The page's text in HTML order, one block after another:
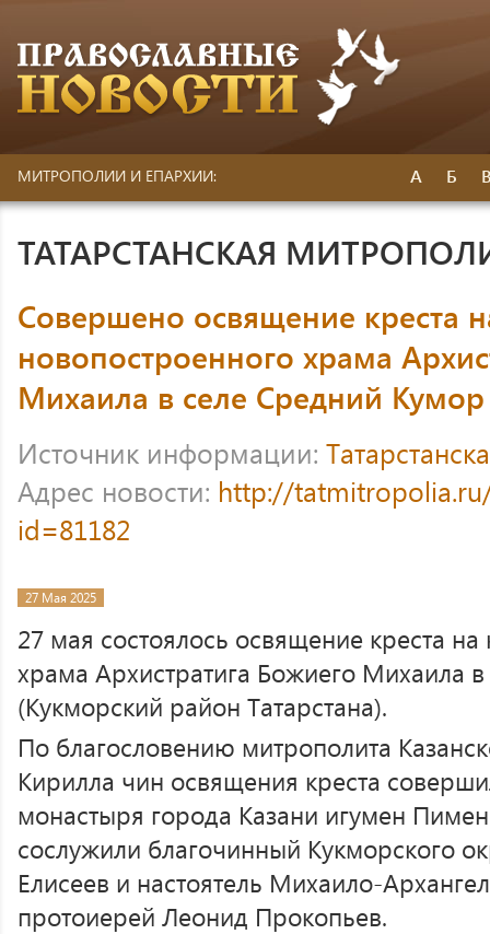
МИТРОПОЛИИ И ЕПАРХИИ: А Б
ТАТАРСТАНСКАЯ
Совершено освящение креста
новопостроенного храма
Михаила в селе Средний Кумор
Источник информации:
Адрес новости: http://
id=81182
27 Мая 2025
27 мая состоялось освящение креста
храма Архистратига Божиего Михаила
(Кукморский район Татарстана).
По благословению митрополита
Кирилла чин освящения креста
монастыря города Казани игумен
сослужили благочинный Кукморского
Елисеев и настоятель Михаило-
протоиерей Леонид Прокопьев.